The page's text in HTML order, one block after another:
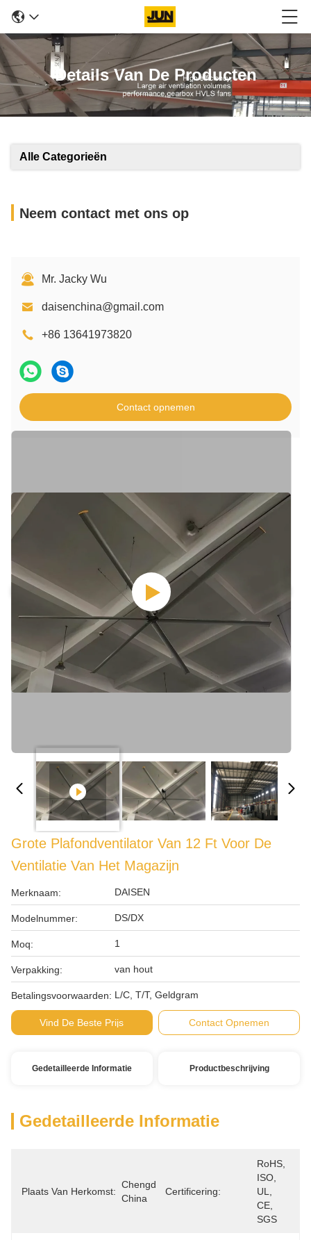
Details Van De Producten
Alle Categorieën
Neem contact met ons op
Mr. Jacky Wu
daisenchina@gmail.com
+86 13641973820
Contact opnemen
Grote Plafondventilator Van 12 Ft Voor De
Ventilatie Van Het Magazijn
Merknaam: DAISEN
Modelnummer: DS/DX
Moq: 1
Verpakking: van hout
Betalingsvoorwaarden: L/C, T/T, Geldgram
Vind De Beste Prijs Contact Opnemen
Gedetailleerde Informatie Productbeschrijving
Gedetailleerde Informatie
Plaats Van Herkomst:
Chengdu,
China
Certificering:
RoHS,
ISO,
UL,
CE,
SGS